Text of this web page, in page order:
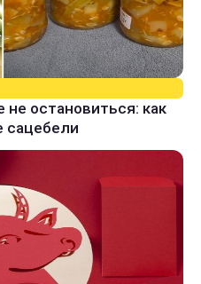
остановиться: как
сацебели